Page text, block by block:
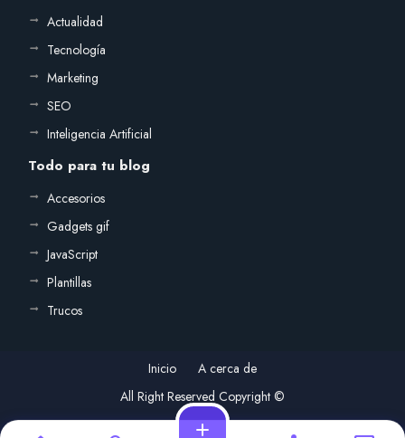
Actualidad
Tecnología
Marketing
SEO
Inteligencia Artificial
Todo para tu blog
Accesorios
Gadgets gif
JavaScript
Plantillas
Trucos
Inicio
A cerca de
All Right Reserved Copyright ©
add